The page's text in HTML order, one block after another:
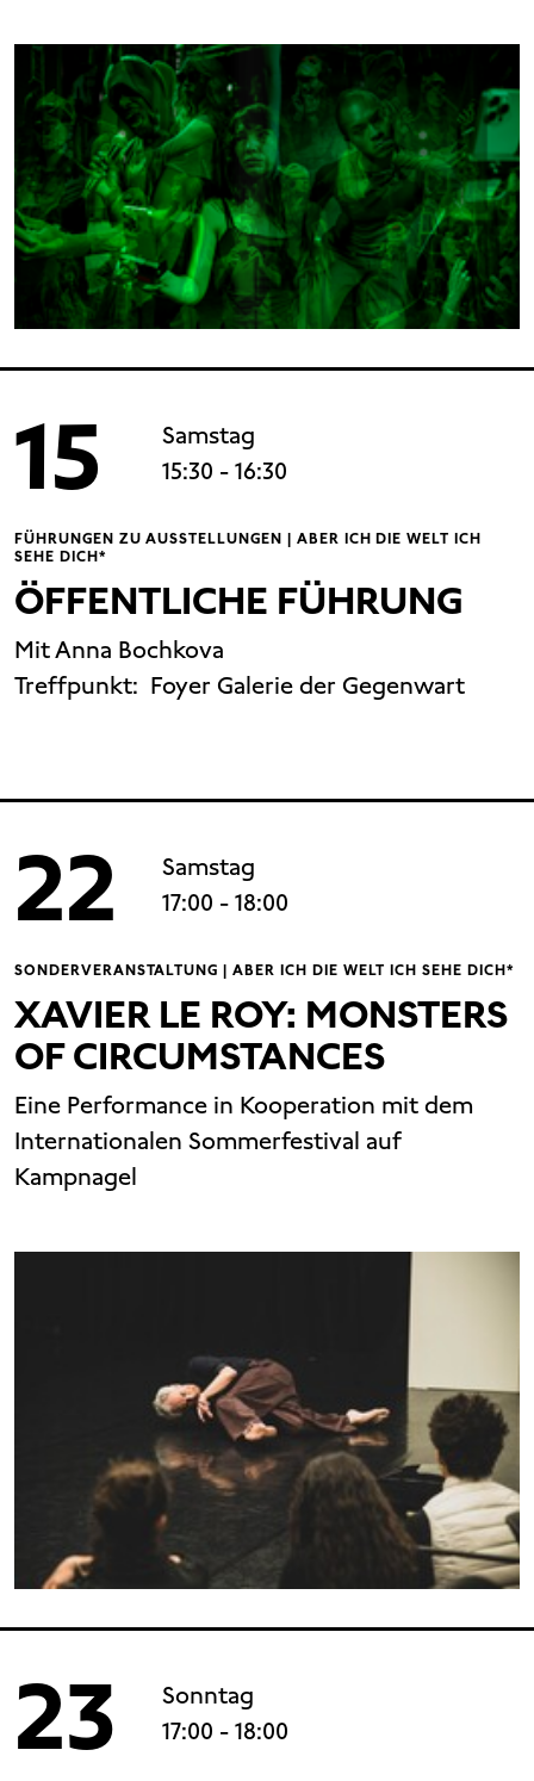
15
Samstag
15:30 - 16:30
FÜHRUNGEN ZU AUSSTELLUNGEN | ABER ICH DIE WELT ICH
SEHE DICH*
ÖFFENTLICHE FÜHRUNG
Mit Anna Bochkova
Treffpunkt: Foyer Galerie der Gegenwart
22
Samstag
17:00 - 18:00
SONDERVERANSTALTUNG | ABER ICH DIE WELT ICH SEHE DICH*
XAVIER LE ROY: MONSTERS
OF CIRCUMSTANCES
Eine Performance in Kooperation mit dem
Internationalen Sommerfestival auf
Kampnagel
23
Sonntag
17:00 - 18:00